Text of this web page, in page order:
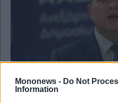
Mononews - Do Not
Information
ΑΑΔΕ: Στο στόχαστρο
μεταξύ κοινών